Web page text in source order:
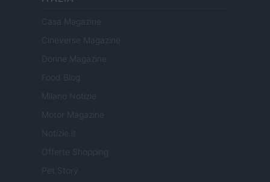
Casa Magazine
Cineverse Magazine
Donne Magazine
Food Blog
Milano Notizie
Motor Magazine
Notizie.it
Offerte Shopping
Pet Story